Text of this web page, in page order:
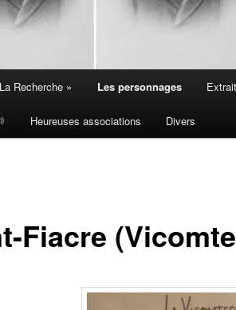
Recherche » Les personnages
Heureuses associations Divers
Fiacre